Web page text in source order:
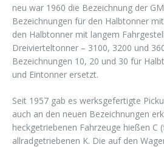
neu war 1960 die Bezeichnung der
Bezeichnungen für den Halbtonner
den Halbtonner mit langem
Dreivierteltonner – 3100, 3200 und
Bezeichnungen 10, 20 und 30 für
und Eintonner ersetzt.
Seit 1957 gab es werksgefertigte
auch an den neuen Bezeichnungen
heckgetriebenen Fahrzeuge hießen C
allradgetriebenen K. Die auf den